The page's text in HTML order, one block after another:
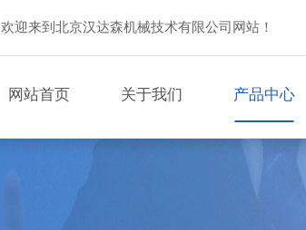
欢迎来到北京汉达森机械技术有限公司网站！
网站首页 关于我们 产品中心